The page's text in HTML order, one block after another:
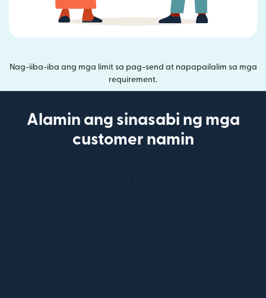
Nag-iiba-iba ang mga limit sa pag-send at napapailalim sa mga
requirement.
Alamin ang sinasabi ng mga
customer namin